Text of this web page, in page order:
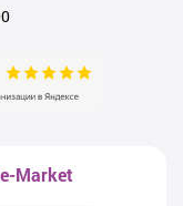
Market